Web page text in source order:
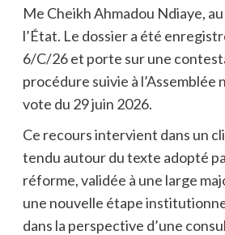
Me Cheikh Ahmadou Ndiaye,
l’État. Le dossier a été
6/C/26 et porte sur une
procédure suivie à l’Assemblée
vote du 29 juin 2026.
Ce recours intervient dans un
tendu autour du texte adopté
réforme, validée à une large
une nouvelle étape
dans la perspective d’une